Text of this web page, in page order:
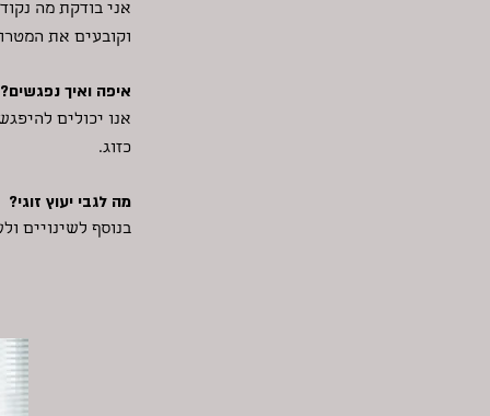
אני בודקת מה
וקובעים את
איפה ואיך נפגשים?
אנו יכולים
כזוג.
מה לגבי יעוץ זוגי?
בנוסף לשינויים